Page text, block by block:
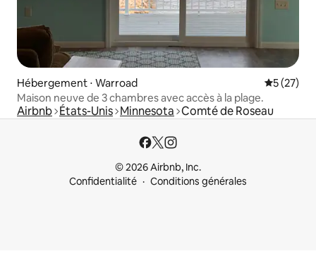
Hébergement ⋅ Warroad
5 (27)
Maison neuve de 3 chambres avec accès à la plage.
Airbnb États-Unis Minnesota Comté de Roseau
© 2026 Airbnb, Inc.
Confidentialité
Conditions générales